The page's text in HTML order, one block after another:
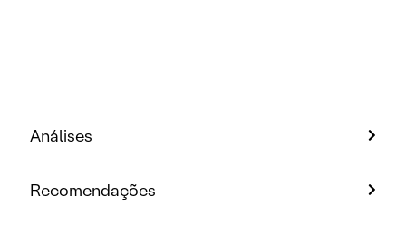
Análises
Recomendações